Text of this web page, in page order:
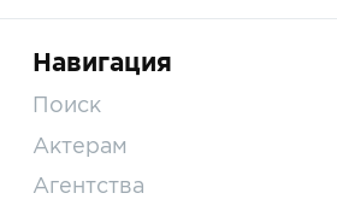
Навигация
Поиск
Актерам
Агентства